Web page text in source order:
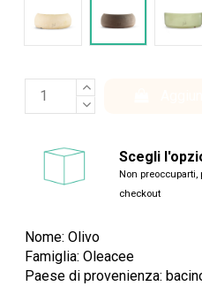
Scegli
Non
checkout
Nome: Olivo
Famiglia: Oleacee
Paese di provenienza: